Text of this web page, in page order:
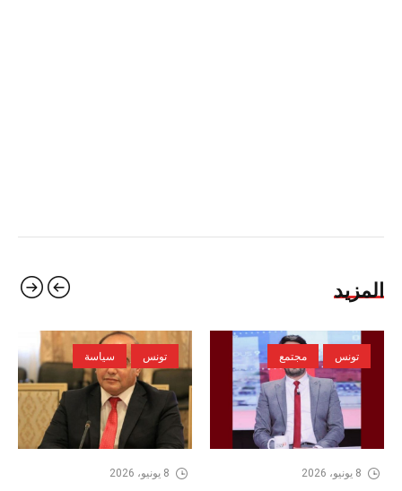
المزيد
تونس مجتمع
8 يونيو، 2026
تونس سياسة
8 يونيو، 2026